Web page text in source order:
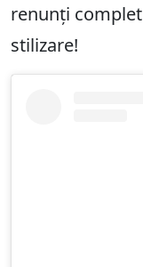
renunți
stilizare!